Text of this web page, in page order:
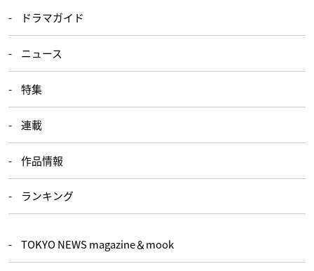
ドラマガイド
ニュース
特集
連載
作品情報
ランキング
TOKYO NEWS magazine＆mook